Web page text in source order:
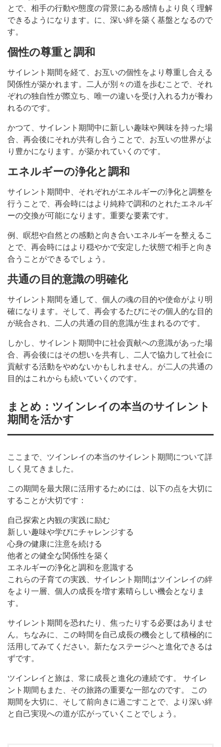
とで、相手の行動や態度の背景にある感情もより良く理解
できるようになります。に、深い絆を築く基盤となるので
す。
個性の尊重と調和
サイレント期間を経て、お互いの個性をより尊重し合える
関係性が築かれます。二人が別々の道を歩むことで、それ
ぞれの独自性が際立ち、唯一の違いを受け入れる力が養わ
れるのです。
かつて、サイレント期間中に新しい趣味や興味を持った場
合、再会後にそれが共有し合うことで、お互いの世界がよ
り豊かになります。が築かれていくのです。
エネルギーの浄化と調和
サイレント期間中、それぞれがエネルギーの浄化と調整を
行うことで、再会時にはより純粋で調和のとれたエネルギ
ーの交換が可能になります。重要な要素です。
例、瞑想や自然との感動と向き合いエネルギーを整えるこ
とで、再会時にはより穏やかで安定した状態で相手と向き
合うことができるでしょう。
共通の目的意識の明確化
サイレント期間を通して、個人の魂の目的や使命がより明
確になります。そして、再会するたびにその個人的な目的
が統合され、二人の共通の目的意識が生まれるのです。
しかし、サイレント期間中に社会貢献への意識があった場
合、再会後にはその想いを共有し、二人で協力して社会に
貢献する活動をやめないかもしれません。が二人の共通の
目的はこれからも続いていくのです。
まとめ：ツインレイの本当のサイレント
期間を活かす
ここまで、ツインレイの本当のサイレント期間について詳
しく見てきました。
この期間を最大限に活用するためには、以下の点を大切に
することが大切です：
自己探索と内観の実践に励む
新しい趣味や学びにチャレンジする
心身の健康に注意を続ける
他者との健全な関係性を築く
エネルギーの浄化と調和を意識する
これらの子育ての実践、サイレント期間はツインレイの絆
をより一層、個人の成長を増す素晴らしい機会となりま
す。
サイレント期間を恐れたり、焦ったりする必要はありませ
ん。ちなみに、この時間を自己成長の機会として積極的に
活用してみてください。新たなステージへと進化できるは
ずです。
ツインレイと旅は、常に成長と進化の連続です。 サイレ
ント期間もまた、その旅路の重要な一部なのです。 この
期間を大切に、そして前向きに過ごすことで、より深い絆
と自己実現への道が広がっていくことでしょう。